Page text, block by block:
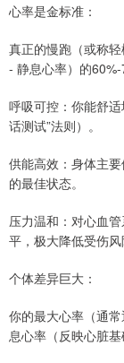
心率是金标准：
真正的慢跑（或称
- 静息心率）的
呼吸可控：你能舒
话测试”法则）。
供能高效：身体主
的最佳状态。
压力温和：对心血
平，极大降低受伤风
个体差异巨大：
你的最大心率（通
息心率（反映心脏